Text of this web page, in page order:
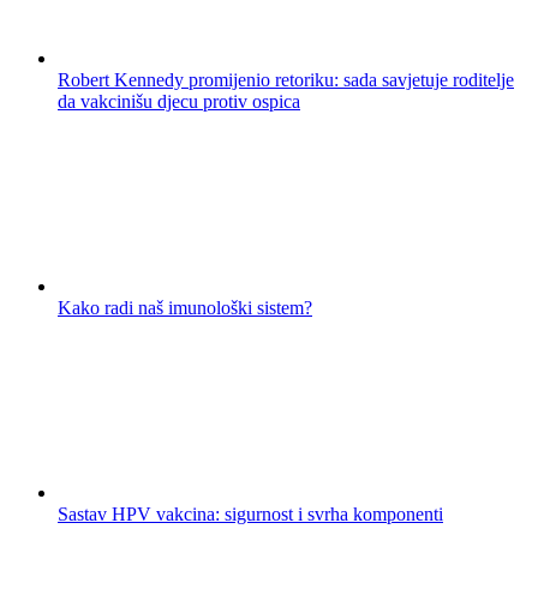
Robert Kennedy promijenio retoriku: sada savjetuje roditelje
da vakcinišu djecu protiv ospica
Kako radi naš imunološki sistem?
Sastav HPV vakcina: sigurnost i svrha komponenti